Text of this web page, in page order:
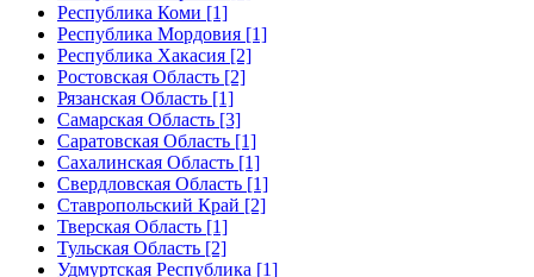
Республика Коми [1]
Республика Мордовия [1]
Республика Хакасия [2]
Ростовская Область [2]
Рязанская Область [1]
Самарская Область [3]
Саратовская Область [1]
Сахалинская Область [1]
Свердловская Область [1]
Ставропольский Край [2]
Тверская Область [1]
Тульская Область [2]
Удмуртская Республика [1]